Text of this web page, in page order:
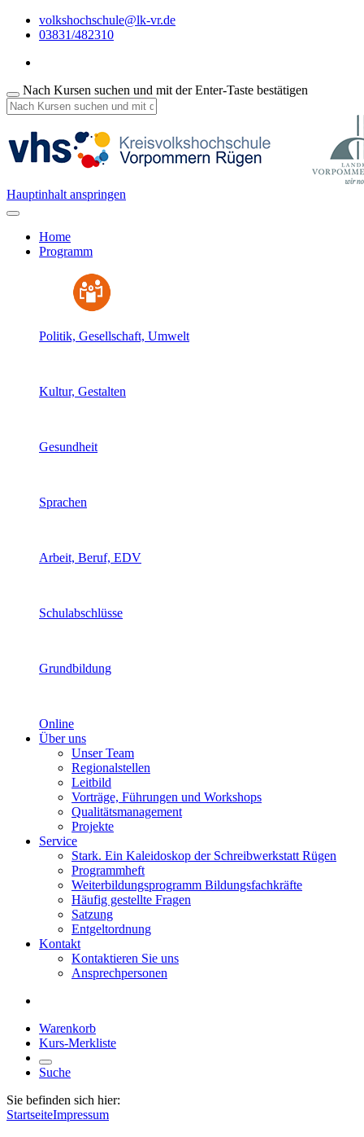
volkshochschule@lk-vr.de
03831/482310
Nach Kursen suchen und mit der Enter-Taste bestätigen
Hauptinhalt anspringen
Home
Programm
Politik, Gesellschaft, Umwelt
Kultur, Gestalten
Gesundheit
Sprachen
Arbeit, Beruf, EDV
Schulabschlüsse
Grundbildung
Online
Über uns
Unser Team
Regionalstellen
Leitbild
Vorträge, Führungen und Workshops
Qualitätsmanagement
Projekte
Service
Stark. Ein Kaleidoskop der Schreibwerkstatt Rügen
Programmheft
Weiterbildungsprogramm Bildungsfachkräfte
Häufig gestellte Fragen
Satzung
Entgeltordnung
Kontakt
Kontaktieren Sie uns
Ansprechpersonen
Warenkorb
Kurs-Merkliste
Suche
Sie befinden sich hier:
StartseiteImpressum